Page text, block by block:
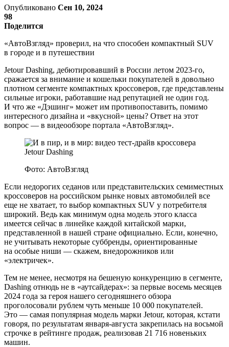
Опубликовано Сен 10, 2024
98
Поделится
«АвтоВзгляд» проверил, на что способен компактный SUV
в городе и в путешествии
Jetour Dashing, дебютировавший в России летом 2023-го,
сражается за внимание и кошельки покупателей в довольно
плотном сегменте компактных кроссоверов, где представлены
сильные игроки, работавшие над репутацией не один год.
И что же «Дэшинг» может им противопоставить, помимо
интересного дизайна и «вкусной» цены? Ответ на этот
вопрос — в видеообзоре портала «АвтоВзгляд».
Фото: АвтоВзгляд
Если недорогих седанов или представительских семиместных
кроссоверов на российском рынке новых автомобилей все
еще не хватает, то выбор компактных SUV у потребителя
широкий. Ведь как минимум одна модель этого класса
имеется сейчас в линейке каждой китайской марки,
представленной в нашей стране официально. Если, конечно,
не учитывать некоторые суббренды, ориентированные
на особые ниши — скажем, внедорожников или
«электричек».
Тем не менее, несмотря на бешеную конкуренцию в сегменте,
Dashing отнюдь не в «аутсайдерах»: за первые восемь месяцев
2024 года за героя нашего сегодняшнего обзора
проголосовали рублем чуть меньше 10 000 покупателей.
Это — самая популярная модель марки Jetour, которая, кстати
говоря, по результатам января-августа закрепилась на восьмой
строчке в рейтинге продаж, реализовав 21 716 новеньких
машин.